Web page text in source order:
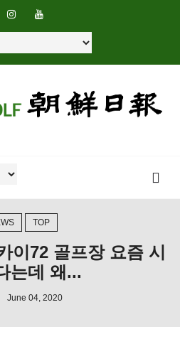
TOP
이72 골프장 요즘 시
는데 왜...
June 04, 2020